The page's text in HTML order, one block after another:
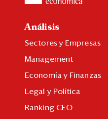
Análisis
Sectores y Empresas
Management
Economía y Finanzas
Legal y Política
Ranking CEO